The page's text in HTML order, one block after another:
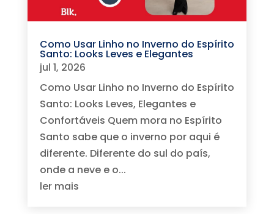
Como Usar Linho no Inverno do Espírito
Santo: Looks Leves e Elegantes
jul 1, 2026
Como Usar Linho no Inverno do Espírito
Santo: Looks Leves, Elegantes e
Confortáveis Quem mora no Espírito
Santo sabe que o inverno por aqui é
diferente. Diferente do sul do país,
onde a neve e o...
ler mais